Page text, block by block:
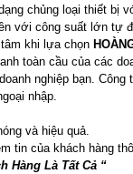
chủng loại thiết bị
với công suất lớn tự
khi lựa chọn
toàn cầu của các
nghiệp bạn.
nhập.
và hiệu quả.
tin của khách hàng
Hàng Là Tất Cả “